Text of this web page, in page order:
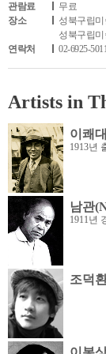
관람료
무료
장소
성북구립미
성북구립
연락처
02-6925-
Artists in
이쾌
1913년
남관
1911년
조덕